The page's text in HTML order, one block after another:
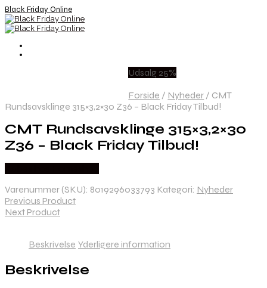
Black Friday Online
Udsalg 25%
Forside / Nyheder / CMT
Rundsavsklinge 315×3,2×30 Z36 – Black Friday Tilbud!
CMT Rundsavsklinge 315×3,2×30
Z36 – Black Friday Tilbud!
Varenummer (SKU): 8019296033793 Kategori: Nyheder
Previous Product
Next Product
Beskrivelse Yderligere information
Beskrivelse